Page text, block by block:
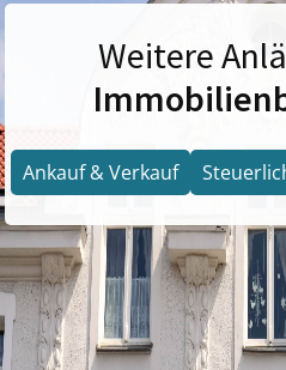
Weitere
Ankauf & Verkauf